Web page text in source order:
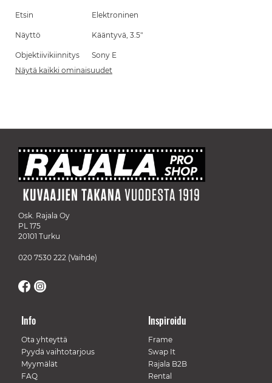
Etsin Elektroninen
Näyttö Kääntyvä, 3.5"
Objektiivikiinnitys
Sony E
Näytä kaikki ominaisuudet
Osk. Rajala Oy
PL 175
20101 Turku
020 7530 222 (Vaihde)
Info
Ota yhteyttä
Pyydä vaihtotarjous
Myymälät
FAQ
Inspiroidu
Frame
Swap It
Rajala B2B
Rental